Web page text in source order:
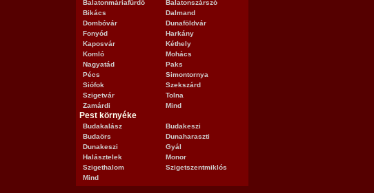
Balatonmáriafürdő
Balatonszárszó
Bikács
Dalmand
Dombóvár
Dunaföldvár
Fonyód
Harkány
Kaposvár
Kéthely
Komló
Mohács
Nagyatád
Paks
Pécs
Simontornya
Siófok
Szekszárd
Szigetvár
Tolna
Zamárdi
Mind
Pest környéke
Budakalász
Budakeszi
Budaörs
Dunaharaszti
Dunakeszi
Gyál
Halásztelek
Monor
Szigethalom
Szigetszentmiklós
Mind